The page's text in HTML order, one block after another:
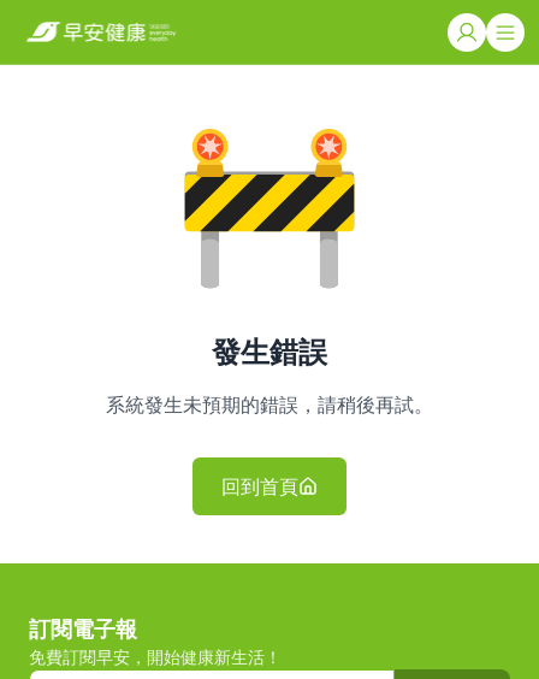
發生錯誤
系統發生未預期的錯誤，請稍後再試。
回到首頁
訂閱電子報
免費訂閱早安，開始健康新生活！